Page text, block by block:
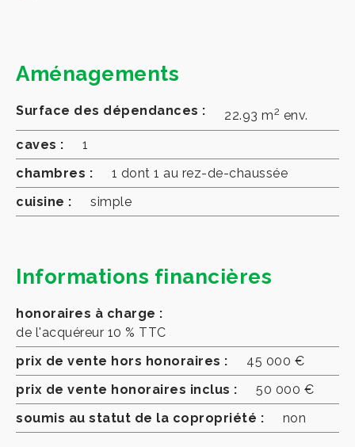
Aménagements
Surface des dépendances : 22.93 m2 env.
caves :
1
chambres :
1 dont 1 au rez-de-chaussée
cuisine :
simple
Informations financières
honoraires à charge :
de l'acquéreur 10 % TTC
prix de vente hors honoraires :
45 000 €
prix de vente honoraires inclus :
50 000 €
soumis au statut de la copropriété :
non